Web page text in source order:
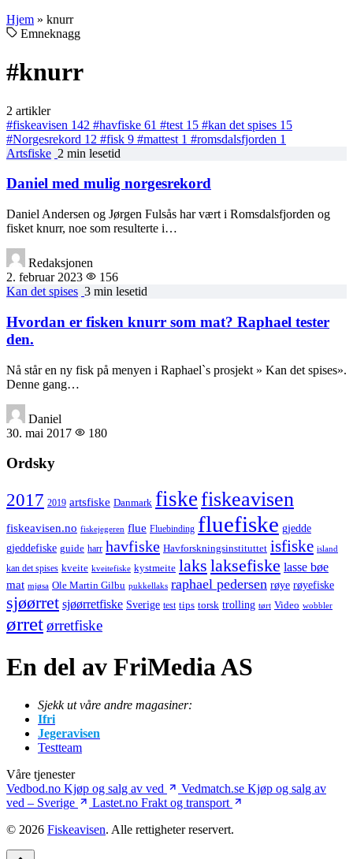
Hjem » knurr
Emneknagg
#knurr
2 artikler
#fiskeavisen 142 #havfiske 61 #test 15 #kan det spises 15
#Norgesrekord 12 #fisk 9 #mattest 1 #romsdalsfjorden 1
Artsfiske 2 min lesetid
Daniel med mulig norgesrekord
Daniel Andersen og Jørgen Fulsås har vært i Romsdalsfjorden og
fisket knurr, noe som resulterte i…
Redaksjonen
2. februar 2023
156
Kan det spises 3 min lesetid
Hvordan er fisken knurr som mat? Raphael tester
den.
Nå står en ny fisk på menyen i Raphael`s prosjekt » Kan det spises».
Denne gang…
Daniel
30. mai 2017
180
Ordsky
2017 2019 artsfiske Danmark fiskefiskeavisen
fiskeavisen.no fiskejegeren flue Fluebinding fluefiske gjedde
gjeddefiske guide harr havfiske Havforskningsinstituttet isfiske island
kan det spises kveite kveitefiske kystmeite laks laksefiske lasse bøe
mat mjøsa Ole Martin Gilbu pukkellaks raphael pedersen røye røyefiske
sjøørret sjøørretfiske Sverige test tips torsk trolling tørt Video wobbler
ørretørretfiske
En del av FriMedia AS
Sjekk ut våre andre magasiner:
Ifri
Jegeravisen
Testteam
Våre tjenester
Vedbod.no Kjøp og salg av ved Vedmatch.se Kjøp og salg av
ved – Sverige
Lastet.no Frakt og transport
© 2026 Fiskeavisen. Alle rettigheter reservert.